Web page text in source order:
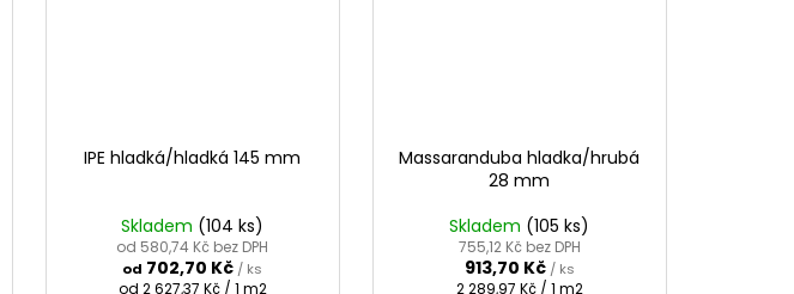
IPE hladká/hladká 145 mm
Skladem (104 ks)
od 580,74 Kč bez DPH
od 702,70 Kč / ks
Měrná
od 2 627,37 Kč / 1 m2
Massaranduba hladka/hrubá
28 mm
Skladem (105 ks)
755,12 Kč bez DPH
913,70 Kč / ks
Měrná
2 289,97 Kč / 1 m2